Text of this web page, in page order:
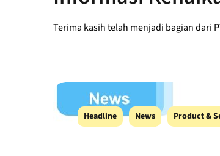
Terima kasih telah menjadi bagian dari
Headline News Product &